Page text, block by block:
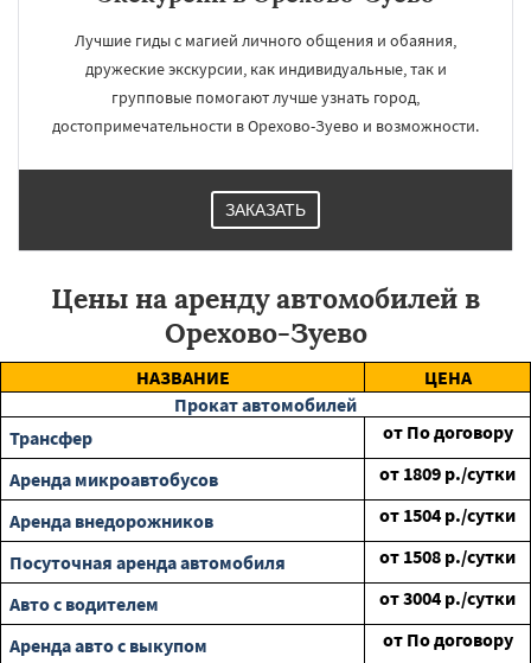
Лучшие гиды с магией личного общения и обаяния,
дружеские экскурсии, как индивидуальные, так и
групповые помогают лучше узнать город,
достопримечательности в Орехово-Зуево и возможности.
ЗАКАЗАТЬ
Цены на аренду автомобилей в
Орехово-Зуево
НАЗВАНИЕ
ЦЕНА
Прокат автомобилей
Трансфер
от По договору
Аренда микроавтобусов
от 1809 р./сутки
Аренда внедорожников
от 1504 р./сутки
Посуточная аренда автомобиля
от 1508 р./сутки
Авто с водителем
от3004 р./сутки
Аренда авто с выкупом
от По договору